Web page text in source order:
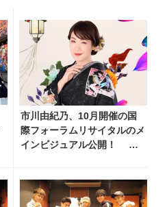
市川由紀乃、10月開催の国
際フォーラムリサイタルのメ
インビジュアル公開！ リ
フルサイズ公開